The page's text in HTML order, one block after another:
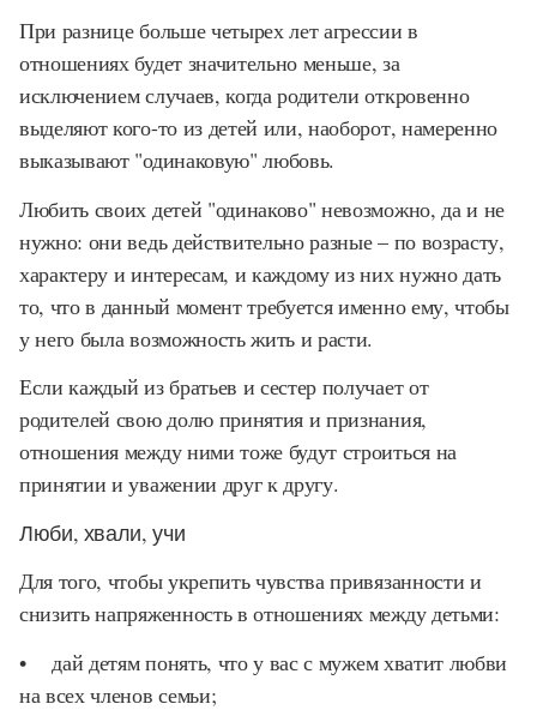
При разнице больше четырех лет агрессии в
отношениях будет значительно меньше, за
исключением случаев, когда родители откровенно
выделяют кого-то из детей или, наоборот, намеренно
выказывают "одинаковую" любовь.
Любить своих детей "одинаково" невозможно, да и не
нужно: они ведь действительно разные – по возрасту,
характеру и интересам, и каждому из них нужно дать
то, что в данный момент требуется именно ему, чтобы
у него была возможность жить и расти.
Если каждый из братьев и сестер получает от
родителей свою долю принятия и признания,
отношения между ними тоже будут строиться на
принятии и уважении друг к другу.
Люби, хвали, учи
Для того, чтобы укрепить чувства привязанности и
снизить напряженность в отношениях между детьми:
• дай детям понять, что у вас с мужем хватит любви
на всех членов семьи;